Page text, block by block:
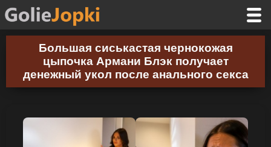
Большая сиськастая чернокожая
цыпочка Армани Блэк получает
денежный укол после анального секса